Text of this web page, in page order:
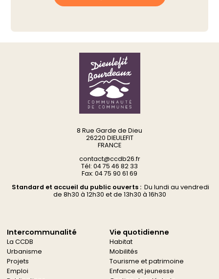
8 Rue Garde de Dieu
26220 DIEULEFIT
FRANCE
contact@ccdb26.fr
Tél: 04 75 46 82 33
Fax: 04 75 90 61 69
Standard et accueil du public ouverts :Du lundi au vendredi
de 8h30 à 12h30 et de 13h30 à 16h30
Intercommunalité
La CCDB
Urbanisme
Projets
Emploi
Vie quotidienne
Habitat
Mobilités
Tourisme et patrimoine
Enfance et jeunesse